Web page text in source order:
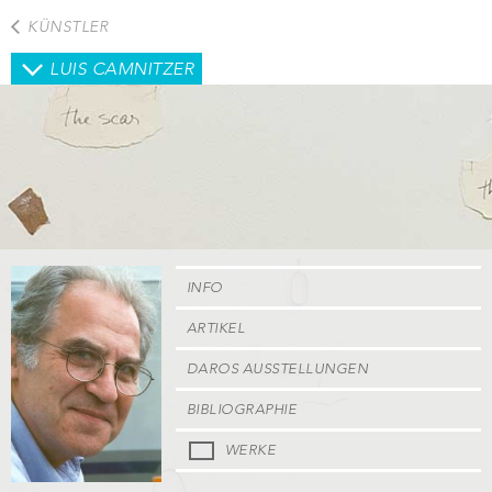
zum
Inhalt
KÜNSTLER
LUIS CAMNITZER
INFO
ARTIKEL
DAROS AUSSTELLUNGEN
BIBLIOGRAPHIE
WERKE